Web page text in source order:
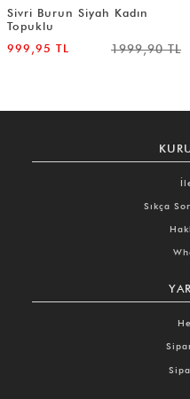
Sivri Burun Siyah Kadın
Topuklu
999,95 TL
1999,90 TL
Sıkça